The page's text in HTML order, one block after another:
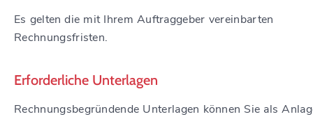
Es gelten die mit Ihrem Auftraggeber vereinbarten
Rechnungsfristen.
Erforderliche Unterlagen
Rechnungsbegründende Unterlagen können Sie als